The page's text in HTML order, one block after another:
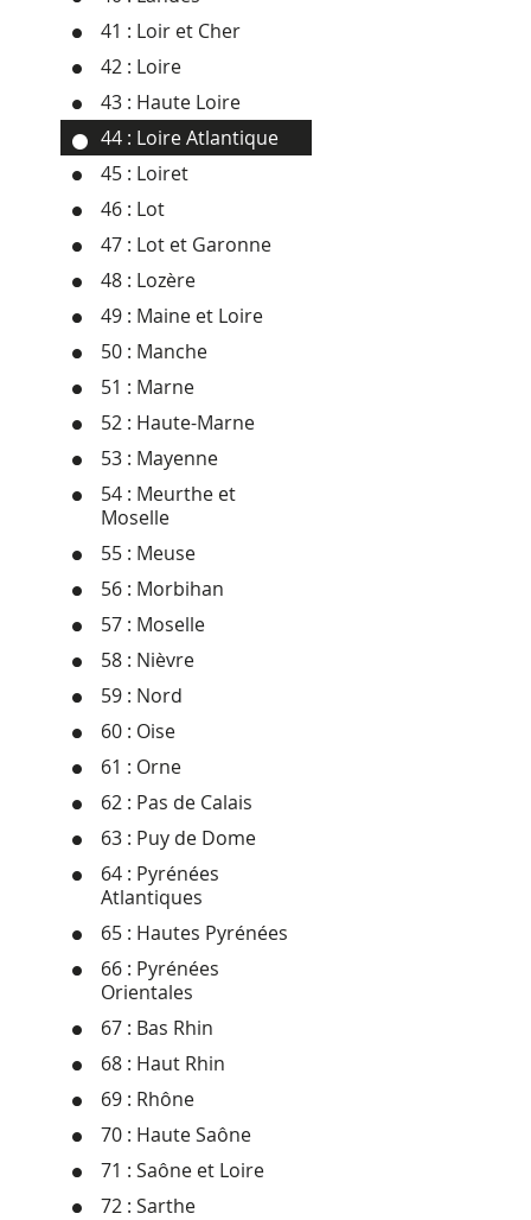
41 : Loir et Cher
42 : Loire
43 : Haute Loire
44 : Loire Atlantique
45 : Loiret
46 : Lot
47 : Lot et Garonne
48 : Lozère
49 : Maine et Loire
50 : Manche
51 : Marne
52 : Haute-Marne
53 : Mayenne
54 : Meurthe et
Moselle
55 : Meuse
56 : Morbihan
57 : Moselle
58 : Nièvre
59 : Nord
60 : Oise
61 : Orne
62 : Pas de Calais
63 : Puy de Dome
64 : Pyrénées
Atlantiques
65 : Hautes Pyrénées
66 : Pyrénées
Orientales
67 : Bas Rhin
68 : Haut Rhin
69 : Rhône
70 : Haute Saône
71 : Saône et Loire
72 : Sarthe